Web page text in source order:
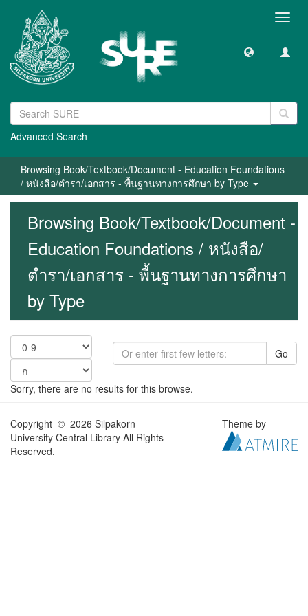
Advanced Search
Browsing Book/Textbook/Document - Education Foundations
/ หนังสือ/ตำรา/เอกสาร - พื้นฐานทางการศึกษา by Type
Browsing Book/Textbook/Document -
Education Foundations / หนังสือ/
ตำรา/เอกสาร - พื้นฐานทางการศึกษา
by Type
Go
Sorry, there are no results for this browse.
Copyright © 2026 Silpakorn
University Central Library All Rights
Reserved.
Theme by